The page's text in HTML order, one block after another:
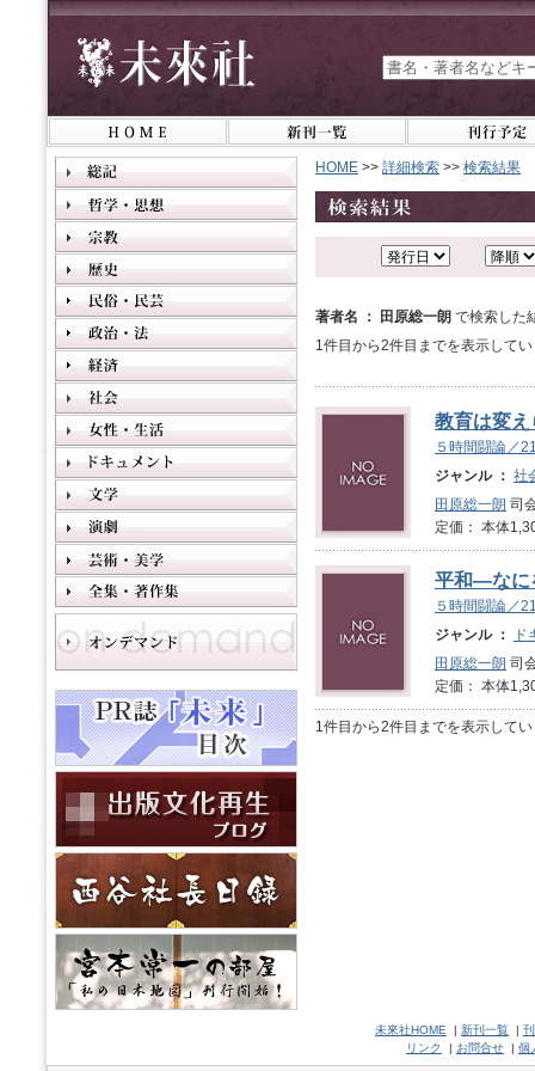
HOME >> 詳細検索 >> 検索結果
著者名 ： 田原総一朗 で検索した
1件目から2件目までを表示して
教育は変
５時間闘論／
ジャンル ： 社
田原総一朗 司
定価： 本体
平和―なに
５時間闘論／
ジャンル ：
ド
田原総一朗 司
定価： 本体
1件目から2件目までを表示して
未來社HOME | 新刊一覧 |
リンク
| お問合せ | 個